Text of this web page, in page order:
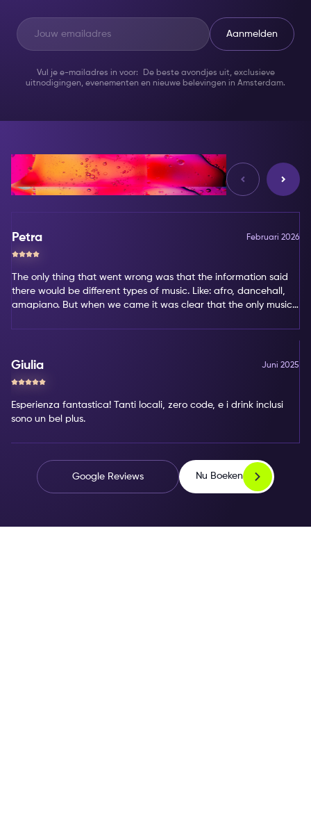
Aanmelden
Vul je e-mailadres in voor: De beste avondjes uit, exclusieve
uitnodigingen, evenementen en nieuwe belevingen in Amsterdam.
Reviews
Google Reviews Nu Boeken
Petra Februari 2026
The only thing that went wrong was that the information said
there would be different types of music. Like: afro, dancehall,
amapiano. But when we came it was clear that the only music
Giulia Juni 2025
Esperienza fantastica! Tanti locali, zero code, e i drink inclusi
sono un bel plus.